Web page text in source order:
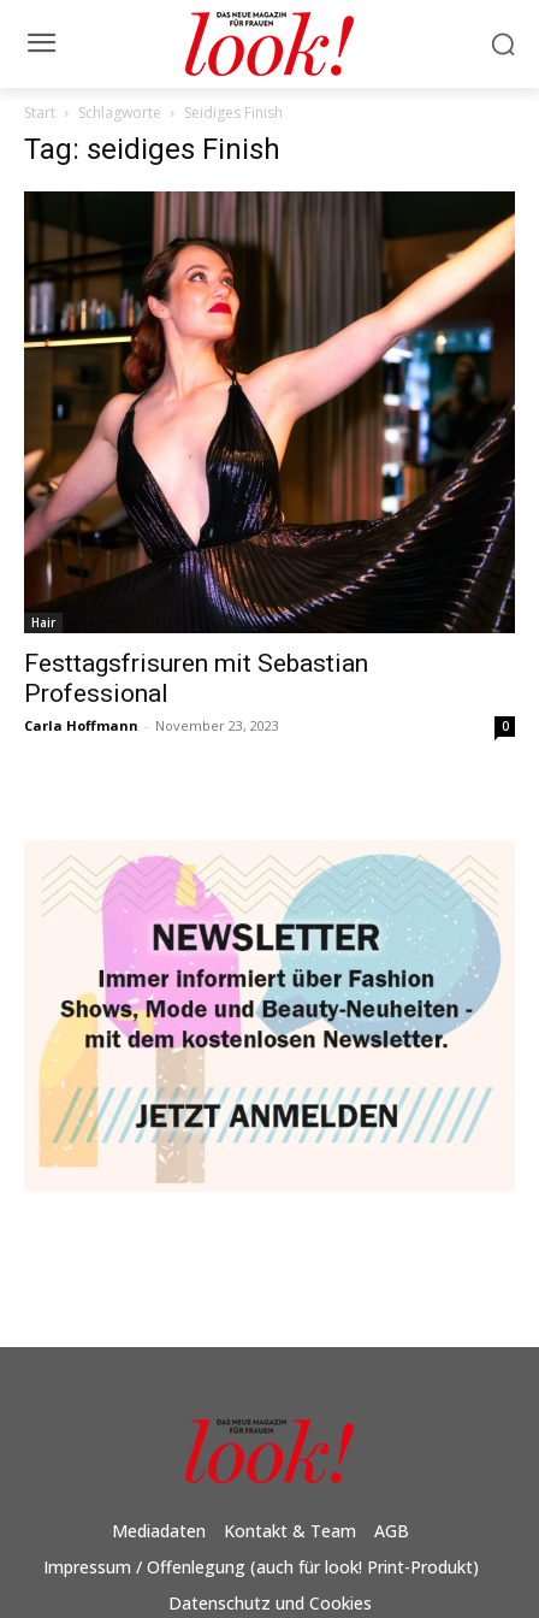
Start Schlagworte Seidiges Finish
Tag: seidiges Finish
Hair
Festtagsfrisuren mit Sebastian
Professional
Carla Hoffmann - November 23, 2023 0
Mediadaten Kontakt & Team
AGB
Impressum / Offenlegung (auch für look! Print-Produkt)
Datenschutz und Cookies